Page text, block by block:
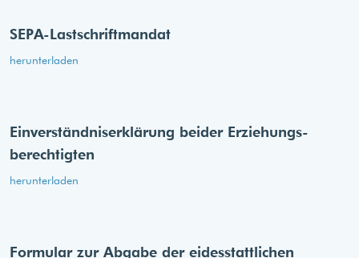
SEPA-Lastschriftmandat
herunterladen
Einverständnis­erklärung beider Erziehungs­
berechtigten
herunterladen
Formular zur Abgabe der eides­stattlichen